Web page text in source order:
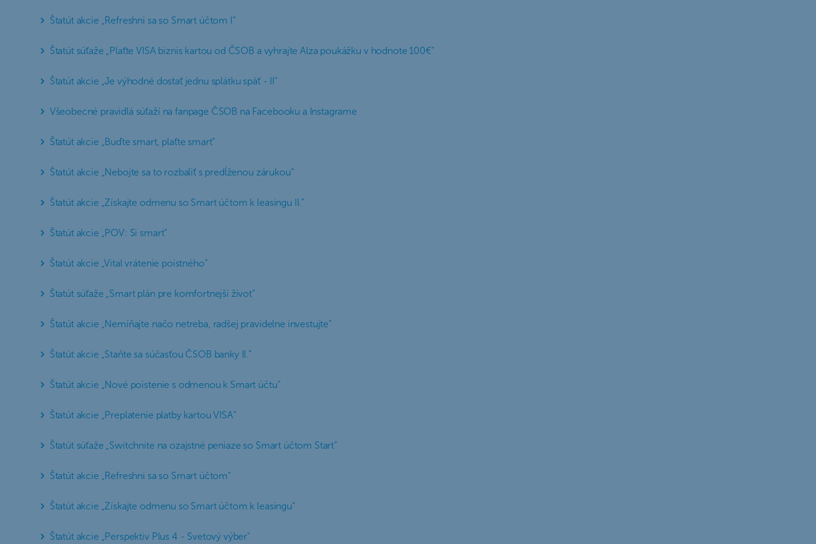
Štatút akcie „Refreshni sa so Smart účtom I“
Štatút súťaže „Plaťte VISA biznis kartou od ČSOB a vyhrajte Alza poukážku v hodnote 100€“
Štatút akcie „Je výhodné dostať jednu splátku späť - II“
Všeobecné pravidlá súťaží na fanpage ČSOB na Facebooku a Instagrame
Štatút akcie „Buďte smart, plaťte smart“
Štatút akcie „Nebojte sa to rozbaliť s predĺženou zárukou“
Štatút akcie „Získajte odmenu so Smart účtom k leasingu II.“
Štatút akcie „POV: Si smart“
Štatút akcie „Vital vrátenie poistného“
Štatút súťaže „Smart plán pre komfortnejší život“
Štatút akcie „Nemíňajte načo netreba, radšej pravidelne investujte“
Štatút akcie „Staňte sa súčasťou ČSOB banky II.“
Štatút akcie „Nové poistenie s odmenou k Smart účtu“
Štatút akcie „Preplatenie platby kartou VISA“
Štatút súťaže „Switchnite na ozajstné peniaze so Smart účtom Start“
Štatút akcie „Refreshni sa so Smart účtom“
Štatút akcie „Získajte odmenu so Smart účtom k leasingu“
Štatút akcie „Perspektiv Plus 4 - Svetový výber"